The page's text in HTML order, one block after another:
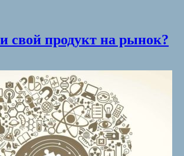
свой продукт на рынок?